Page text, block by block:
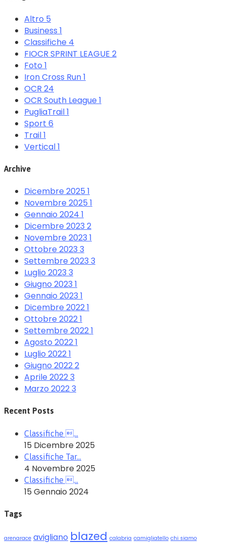
Altro 5
Business 1
Classifiche 4
FIOCR SPRINT LEAGUE 2
Foto 1
Iron Cross Run1
OCR 24
OCR South League1
PugliaTrail1
Sport 6
Trail1
Vertical1
Archive
Dicembre 2025 1
Novembre 2025 1
Gennaio 2024 1
Dicembre 2023 2
Novembre 2023 1
Ottobre 2023 3
Settembre 2023 3
Luglio 2023 3
Giugno 2023 1
Gennaio 2023 1
Dicembre 20221
Ottobre 20221
Settembre 20221
Agosto 20221
Luglio 20221
Giugno 20222
Aprile 20223
Marzo 20223
Recent Posts
Classifiche …
15 Dicembre 2025
Classifiche Tar…
4 Novembre 2025
Classifiche …
15 Gennaio 2024
Tags
arenarace avigliano blazed calabria camigliatello chi siamo